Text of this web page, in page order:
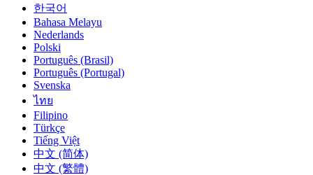
한국어
Bahasa Melayu
Nederlands
Polski
Português (Brasil)
Português (Portugal)
Svenska
ไทย
Filipino
Türkçe
Tiếng Việt
中文 (简体)
中文 (繁體)